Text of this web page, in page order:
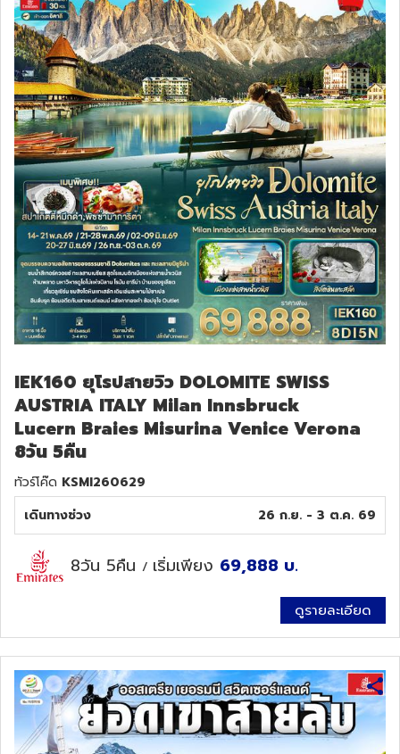
IEK160 ยุโรปสายวิว DOLOMITE SWISS
AUSTRIA ITALY Milan Innsbruck
Lucern Braies Misurina Venice Verona
8วัน 5คืน
ทัวร์โค๊ด KSMI260629
เดินทางช่วง
26 ก.ย. - 3 ต.ค. 69
8วัน 5คืน / เริ่มเพียง 69,888 บ.
ดูรายละเอียด